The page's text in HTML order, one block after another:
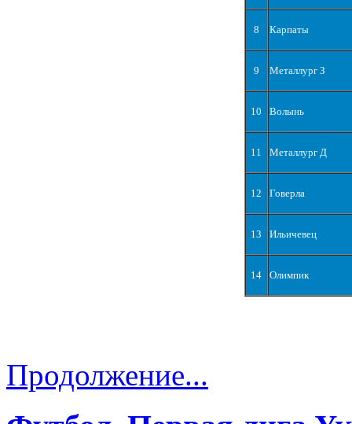
8 Карпаты
9 Металлург З
10 Волынь
11 Металлург Д
12 Говерла
13 Ильичевец
14 Олимпик
Продолжение...